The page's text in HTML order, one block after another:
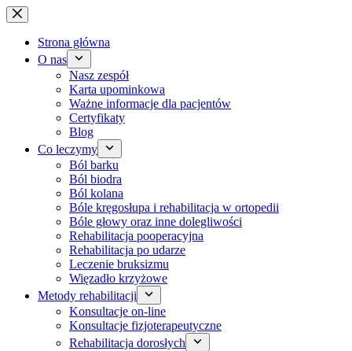
Przejdź
do
treści
Strona główna
O nas
Nasz zespół
Karta upominkowa
Ważne informacje dla pacjentów
Certyfikaty
Blog
Co leczymy
Ból barku
Ból biodra
Ból kolana
Bóle kręgosłupa i rehabilitacja w ortopedii
Bóle głowy oraz inne dolegliwości
Rehabilitacja pooperacyjna
Rehabilitacja po udarze
Leczenie bruksizmu
Więzadło krzyżowe
Metody rehabilitacji
Konsultacje on-line
Konsultacje fizjoterapeutyczne
Rehabilitacja dorosłych